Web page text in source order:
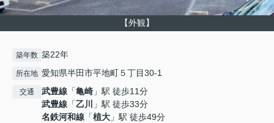
【外観】
築年数 築22年
所在地 愛知県半田市平地町５丁目30-1
交通 武豊線 「亀崎 」駅 徒歩11分
武豊線 「乙川
」駅 徒歩33分
名鉄河和線 「植大 」駅 徒歩49分